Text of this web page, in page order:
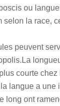
ou
selon la race,
peuvent
courte
langue a
long ont